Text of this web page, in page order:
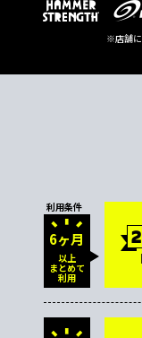
※店舗に
利用条件
6ヶ月
以上
まとめて
利用